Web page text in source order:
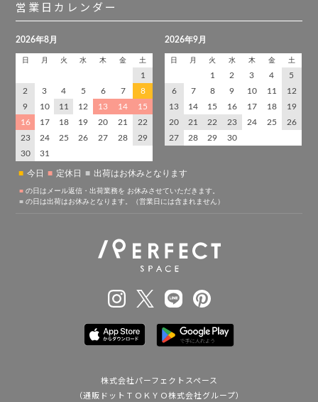
営業日カレンダー
株式会社パーフェクトスペース
（通販ドットＴＯＫＹＯ株式会社グループ）